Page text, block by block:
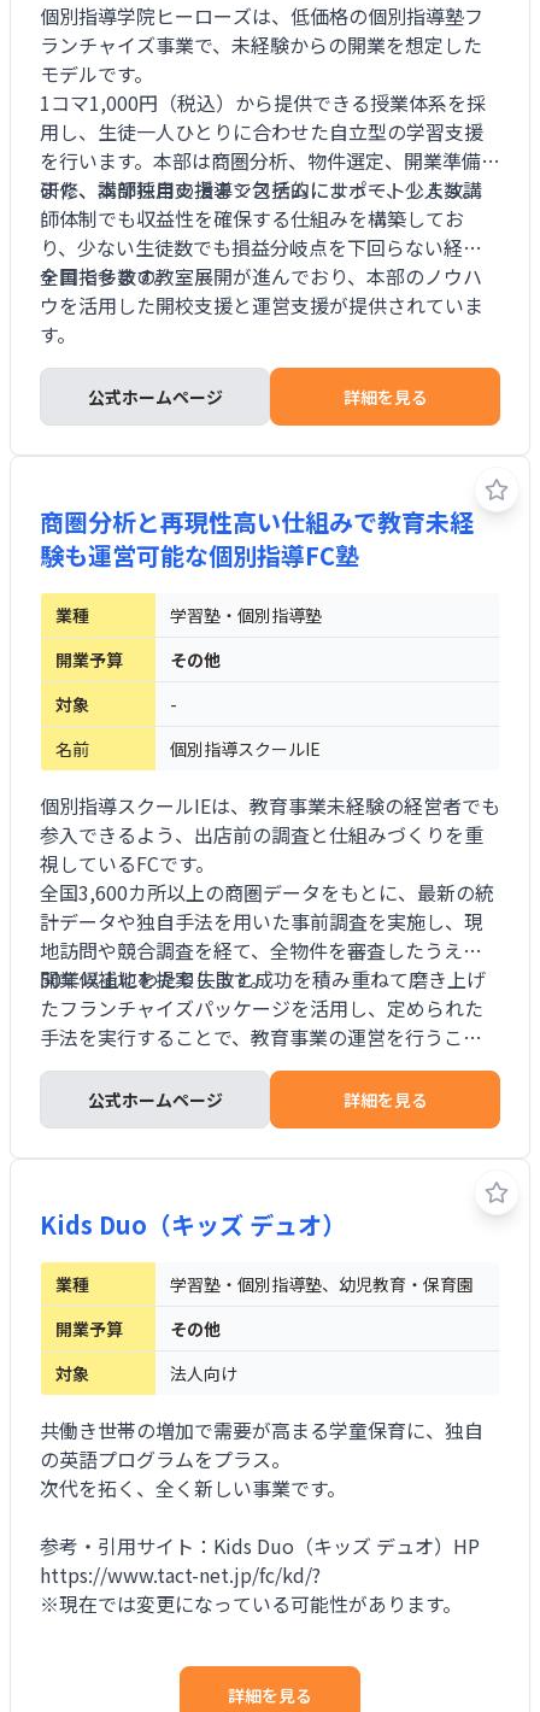
個別指導学院ヒーローズは、低価格の個別指導塾フ
ランチャイズ事業で、未経験からの開業を想定した
モデルです。
1コマ1,000円（税込）から提供できる授業体系を採
用し、生徒一人ひとりに合わせた自立型の学習支援
を行います。本部は商圏分析、物件選定、開業準備、
研修、講師採用支援まで包括的にサポートします。
また、本部独自の指導システムによって、少人数講
師体制でも収益性を確保する仕組みを構築してお
り、少ない生徒数でも損益分岐点を下回らない経営
を目指せます。
全国で多数の教室展開が進んでおり、本部のノウハ
ウを活用した開校支援と運営支援が提供されていま
す。
公式ホームページ 詳細を見る
商圏分析と再現性高い仕組みで教育未経
験も運営可能な個別指導FC塾
業種
学習塾・個別指導塾
開業予算
その他
対象
-
名前
個別指導スクールIE
個別指導スクールIEは、教育事業未経験の経営者でも
参入できるよう、出店前の調査と仕組みづくりを重
視しているFCです。
全国3,600カ所以上の商圏データをもとに、最新の統
計データや独自手法を用いた事前調査を実施し、現
地訪問や競合調査を経て、全物件を審査したうえで
開業候補地を提案します。
50年以上にわたり失敗と成功を積み重ねて磨き上げ
たフランチャイズパッケージを活用し、定められた
手法を実行することで、教育事業の運営を行うこと
ができます。
公式ホームページ 詳細を見る
Kids Duo（キッズ デュオ）
業種
学習塾・個別指導塾、幼児教育・保育園
開業予算
その他
対象
法人向け
共働き世帯の増加で需要が高まる学童保育に、独自
の英語プログラムをプラス。
次代を拓く、全く新しい事業です。
参考・引用サイト：Kids Duo（キッズ デュオ）HP
https://www.tact-net.jp/fc/kd/?
※現在では変更になっている可能性があります。
詳細を見る